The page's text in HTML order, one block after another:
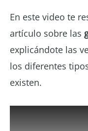
En este video te
artículo sobre las
explicándote las
los diferentes
existen.